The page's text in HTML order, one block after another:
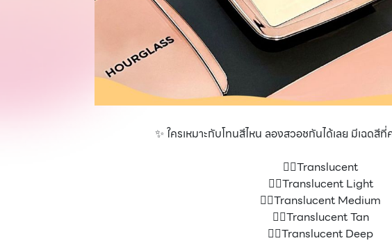
✨ ใครเหมาะกับโทนสีไหน ลองสวอชกันได้เลย มีเฉดสี
👉🏼Translucent
👉🏼Translucent Light
👉🏼Translucent Medium
👉🏼Translucent Tan
👉🏼Translucent Deep